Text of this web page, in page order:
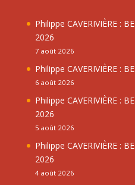
Philippe CAVERIVIÈRE :
2026
7 août 2026
Philippe CAVERIVIÈRE :
6 août 2026
Philippe CAVERIVIÈRE :
2026
5 août 2026
Philippe CAVERIVIÈRE :
2026
4 août 2026